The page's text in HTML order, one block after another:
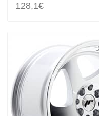
128,1€